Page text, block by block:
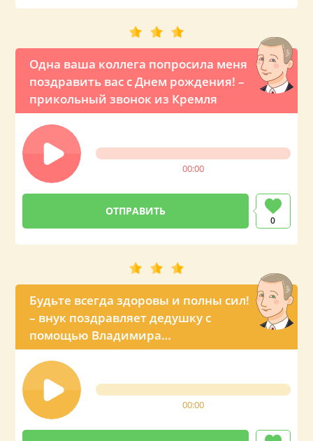
Одна ваша коллега попросила меня
поздравить вас с Днем рождения! –
прикольный звонок из Кремля
00:00
0
Будьте всегда здоровы и полны сил!
– внук поздравляет дедушку с
помощью Владимира
Владимировича
00:00